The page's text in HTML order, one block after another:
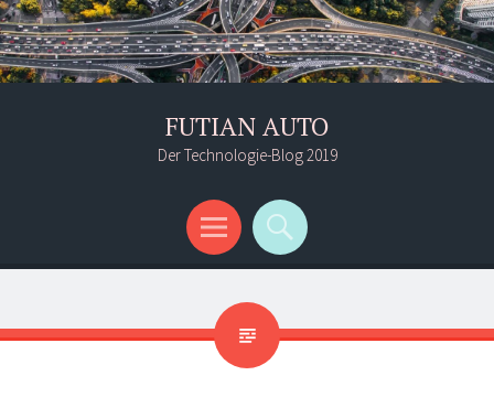
FUTIAN AUTO
Der Technologie-Blog 2019
Menü
Suchen